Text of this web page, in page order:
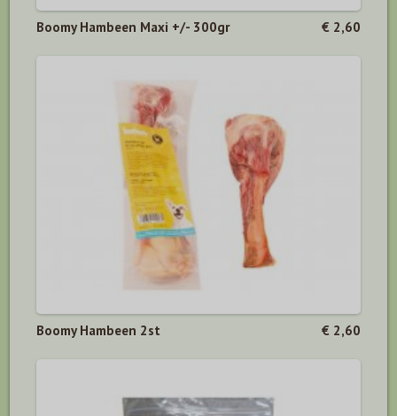
Boomy Hambeen Maxi +/- 300gr € 2,60
Boomy Hambeen 2st € 2,60